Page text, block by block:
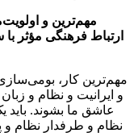
ارتباط فرهنگی مؤثر
مهم‌ترین کار،
و ایرانیت و نظام و
عاشق ما بشوند. باید
نظام و طرفدار نظام و